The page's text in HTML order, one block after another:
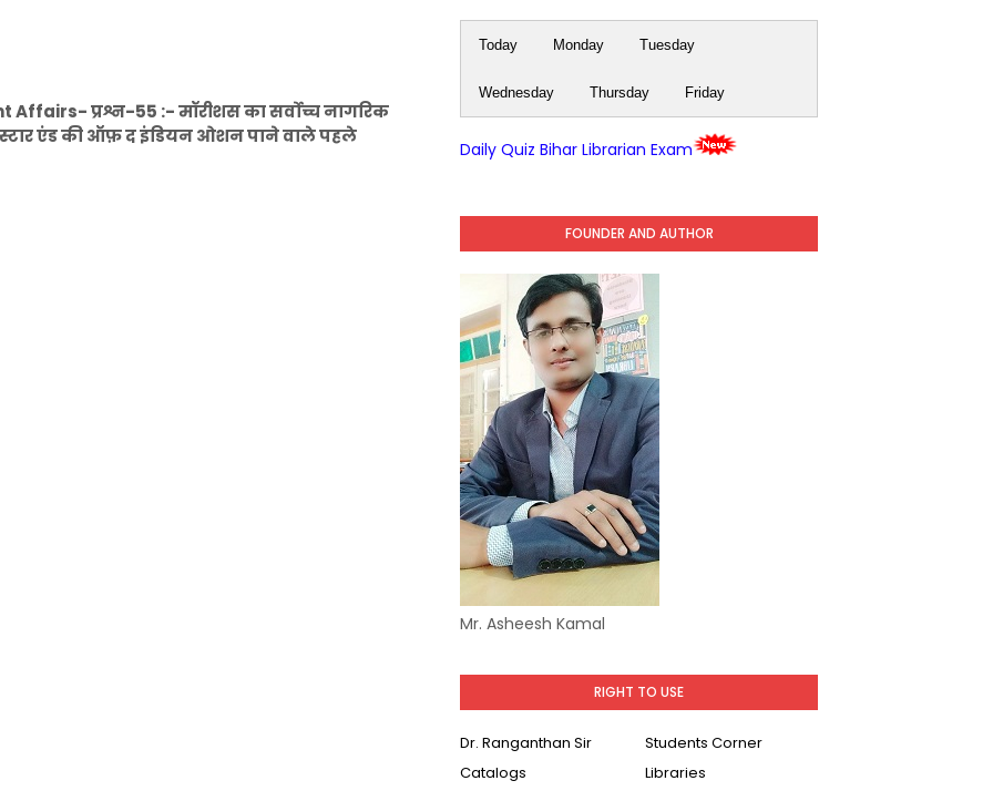
प्रश्न-55 :- मॉरीशस का सर्वोच्च नागरिक
एंड की ऑफ़ द इंडियन ओशन पाने वाले पहले
Today Monday Tuesday
Wednesday Thursday Friday
Daily Quiz Bihar Librarian Exam
FOUNDER AND AUTHOR
Mr. Asheesh Kamal
RIGHT TO USE
Dr. Ranganthan Sir
Students Corner
Catalogs
Libraries